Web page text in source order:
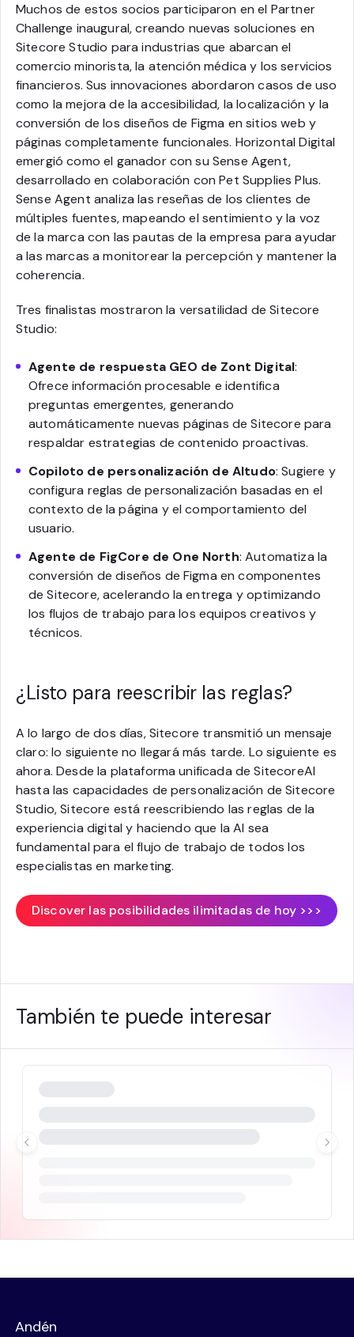
Muchos de estos socios participaron en el Partner
Challenge inaugural, creando nuevas soluciones en
Sitecore Studio para industrias que abarcan el
comercio minorista, la atención médica y los servicios
financieros. Sus innovaciones abordaron casos de uso
como la mejora de la accesibilidad, la localización y la
conversión de los diseños de Figma en sitios web y
páginas completamente funcionales. Horizontal Digital
emergió como el ganador con su Sense Agent,
desarrollado en colaboración con Pet Supplies Plus.
Sense Agent analiza las reseñas de los clientes de
múltiples fuentes, mapeando el sentimiento y la voz
de la marca con las pautas de la empresa para ayudar
a las marcas a monitorear la percepción y mantener la
coherencia.
Tres finalistas mostraron la versatilidad de Sitecore
Studio:
Agente de respuesta GEO de Zont Digital:
Ofrece información procesable e identifica
preguntas emergentes, generando
automáticamente nuevas páginas de Sitecore para
respaldar estrategias de contenido proactivas.
Copiloto de personalización de Altudo: Sugiere y
configura reglas de personalización basadas en el
contexto de la página y el comportamiento del
usuario.
Agente de FigCore de One North: Automatiza la
conversión de diseños de Figma en componentes
de Sitecore, acelerando la entrega y optimizando
los flujos de trabajo para los equipos creativos y
técnicos.
¿Listo para reescribir las reglas?
A lo largo de dos días, Sitecore transmitió un mensaje
claro: lo siguiente no llegará más tarde. Lo siguiente es
ahora. Desde la plataforma unificada de SitecoreAI
hasta las capacidades de personalización de Sitecore
Studio, Sitecore está reescribiendo las reglas de la
experiencia digital y haciendo que la AI sea
fundamental para el flujo de trabajo de todos los
especialistas en marketing.
Discover las posibilidades ilimitadas de hoy >>>
También te puede interesar
Andén